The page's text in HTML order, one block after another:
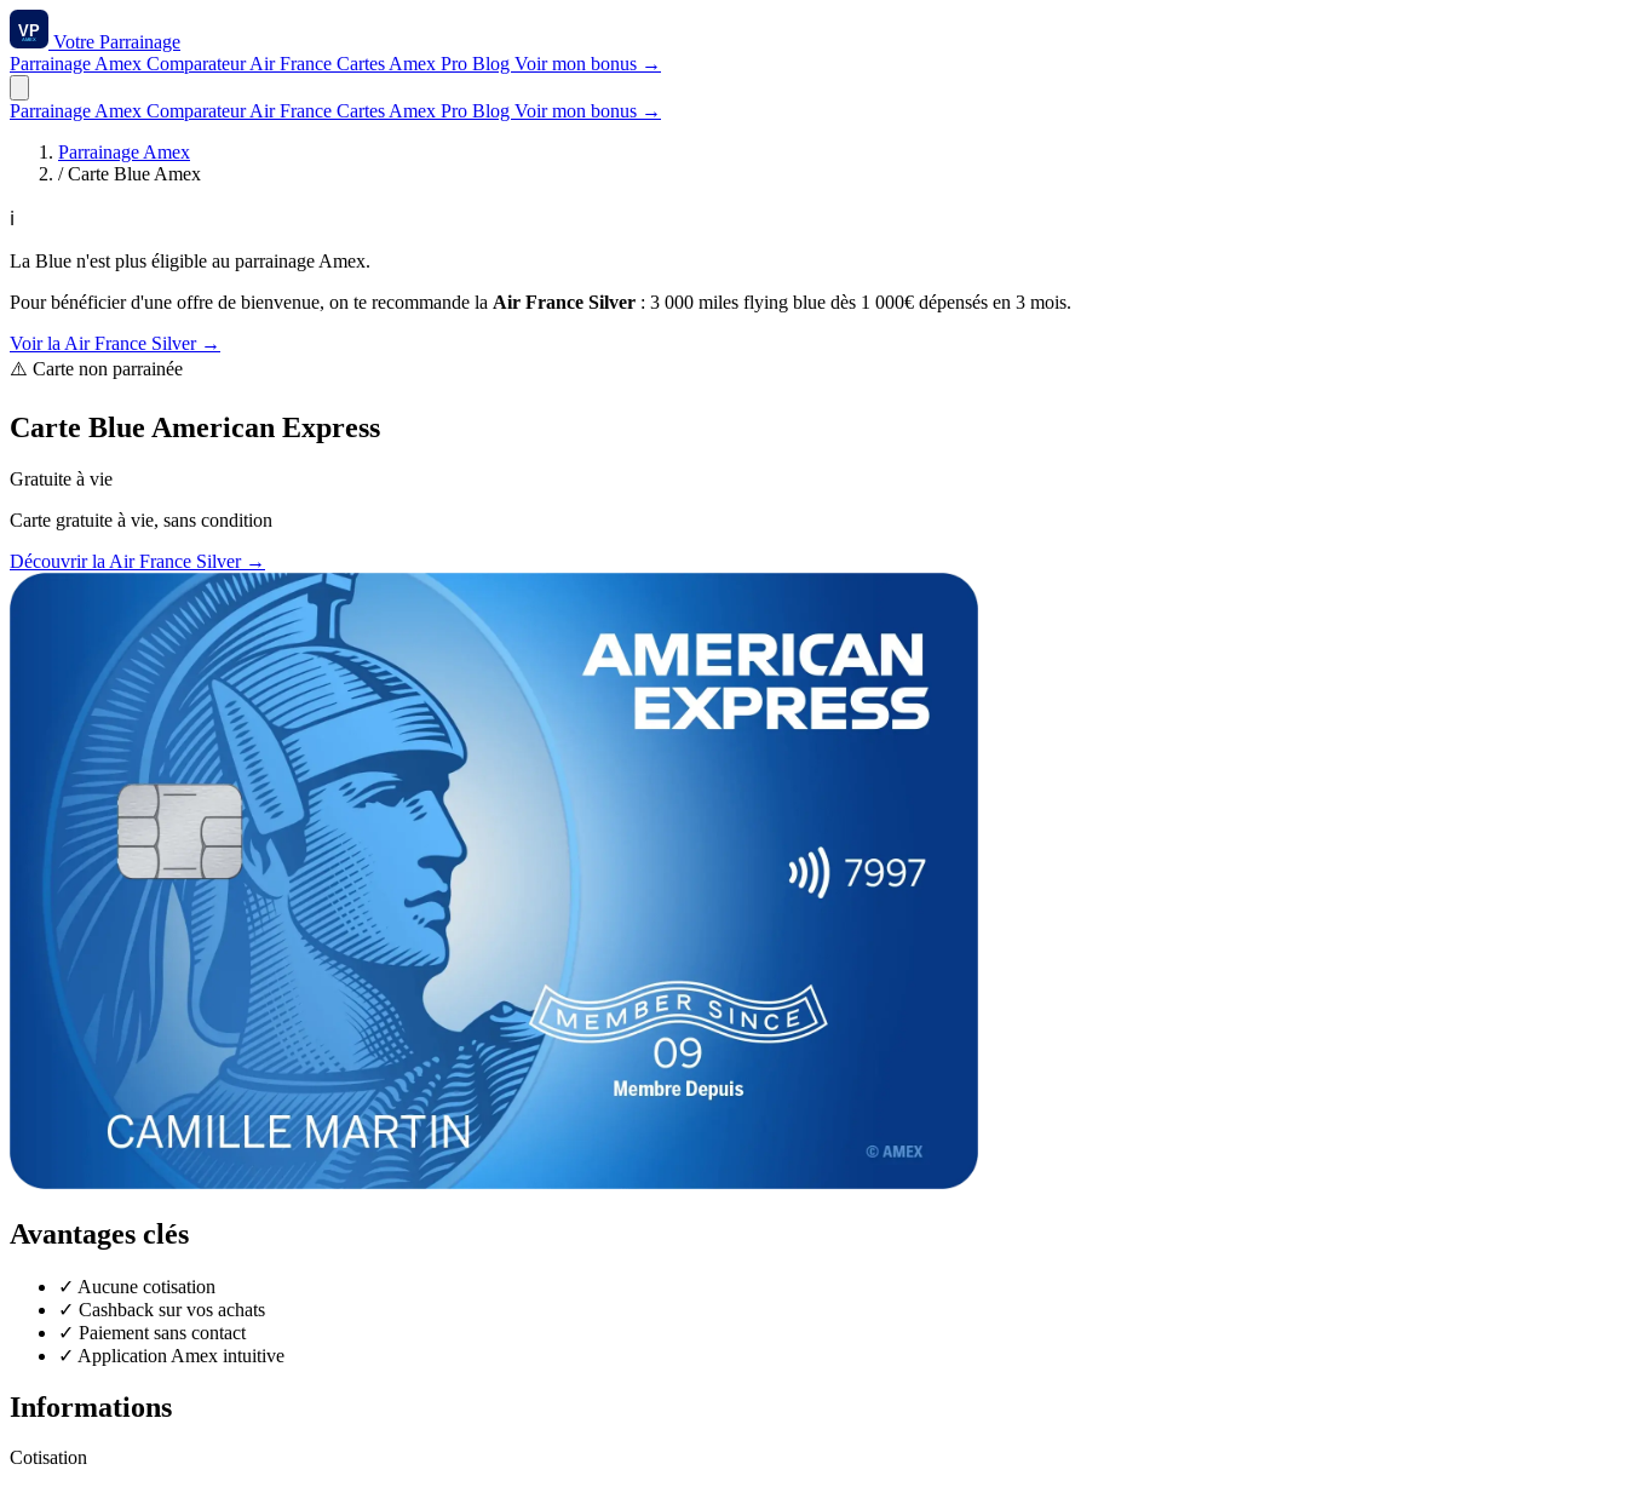
Votre Parrainage
Parrainage Amex ComparateurAir France Cartes Amex Pro Blog Voir mon bonus →
Parrainage Amex ComparateurAir France Cartes Amex Pro Blog Voir mon bonus →
Parrainage Amex
/ Carte Blue Amex
ℹ️
La Blue n'est plus éligible au parrainage Amex.
Pour bénéficier d'une offre de bienvenue, on te recommande la Air France Silver : 3 000 miles flying blue dès 1 000€ dépensés en 3 mois.
Voir la Air France Silver →
⚠️ Carte non parrainée
Carte Blue American Express
Gratuite à vie
Carte gratuite à vie, sans condition
Découvrir la Air France Silver →
Avantages clés
✓ Aucune cotisation
✓ Cashback sur vos achats
✓ Paiement sans contact
✓ Application Amex intuitive
Informations
Cotisation